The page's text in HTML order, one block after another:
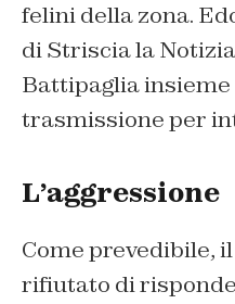
felini della zona.
di Striscia la
Battipaglia
trasmissione per
L’aggressione
Come prevedibile,
rifiutato di